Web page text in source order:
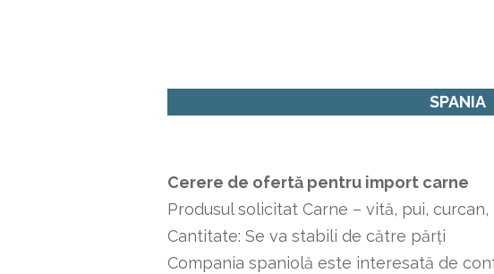
SPANIA
Cerere de ofertă pentru import carne
Produsul solicitat Carne – vită, pui,
Cantitate: Se va stabili de către părți
Compania spaniolă este interesată de